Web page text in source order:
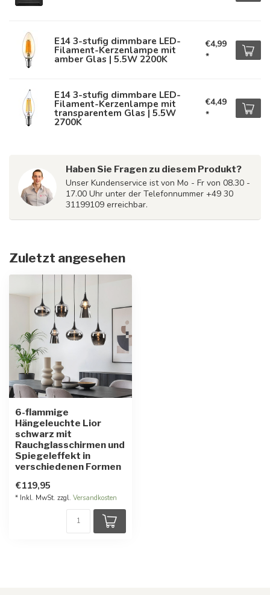
E14 3-stufig dimmbare LED-
Filament-Kerzenlampe mit
amber Glas | 5.5W 2200K
€4,99
*
E14 3-stufig dimmbare LED-
Filament-Kerzenlampe mit
transparentem Glas | 5.5W
2700K
€4,49
*
Haben Sie Fragen zu diesem Produkt?
Unser Kundenservice ist von Mo - Fr von 08.30 -
17.00 Uhr unter der Telefonnummer +49 30
31199109 erreichbar.
Zuletzt angesehen
6-flammige
Hängeleuchte Lior
schwarz mit
Rauchglasschirmen und
Spiegeleffekt in
verschiedenen Formen
€119,95
* Inkl. MwSt. zzgl. Versandkosten